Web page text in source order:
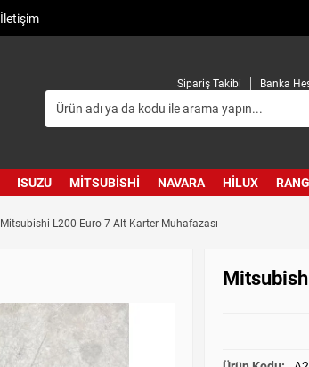
İletişim
Sipariş Takibi Banka
ISUZU MITSUBISHI NAVARA HILUX
Mitsubishi L200 Euro 7 Alt Karter Muhafazası